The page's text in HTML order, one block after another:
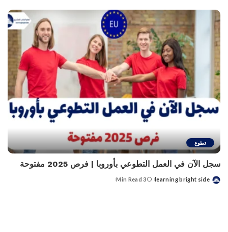
تطوع
سجل الآن في العمل التطوعي بأوروبا | فرص 2025 مفتوحة
Posted
learning bright side
3 Min Read